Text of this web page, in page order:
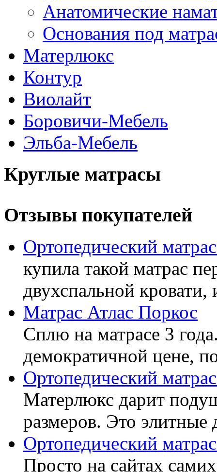
Анатомические
Основания под
Матерлюкс
Контур
Виолайт
Боровичи-Мебель
Эльба-Мебель
Круглые матрасы
Отзывы покупателей
Ортопедический
купила такой матрас
двухспальной
Матрас Атлас Поркос
Сплю на матрасе 3
демократичной цене,
Ортопедический
Матерлюкс дарит
размеров. Это элитные
Ортопедический
Просто на сайтах